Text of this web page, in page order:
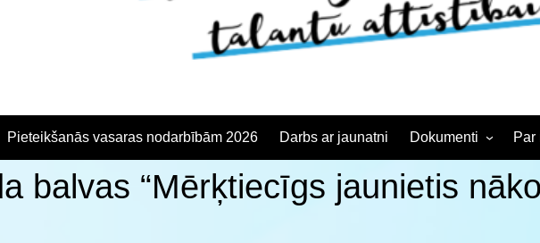
Pieteikšanās vasaras nodarbībām 2026 Darbs ar jaunatni Dokumenti
Noteikumi
Interešu izglītības
Par
balvas “Mērķtiecīgs jaunietis